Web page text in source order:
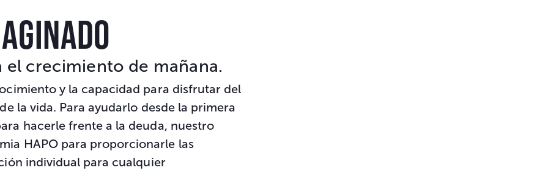
el crecimiento de mañana.
y la capacidad para disfrutar del
la vida. Para ayudarlo desde la primera
hacerle frente a la deuda, nuestro
HAPO para proporcionarle las
individual para cualquier